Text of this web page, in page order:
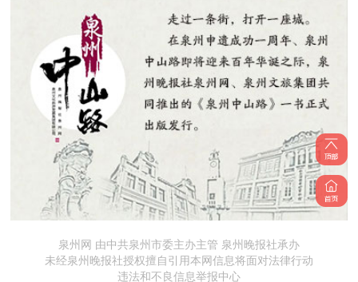
泉州网 由中共泉州市委主办主管 泉州晚报社承办
未经泉州晚报社授权擅自引用本网信息将面对法律行动
违法和不良信息举报中心